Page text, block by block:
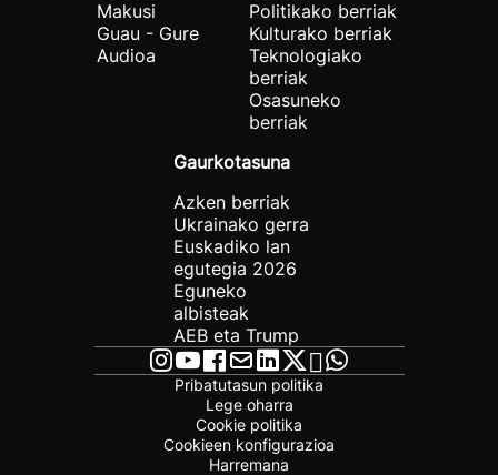
Makusi
Guau - Gure
Audioa
Politikako berriak
Kulturako berriak
Teknologiako
berriak
Osasuneko
berriak
Gaurkotasuna
Azken berriak
Ukrainako gerra
Euskadiko lan
egutegia 2026
Eguneko
albisteak
AEB eta Trump
Pribatutasun politika
Lege oharra
Cookie politika
Cookieen konfigurazioa
Harremana